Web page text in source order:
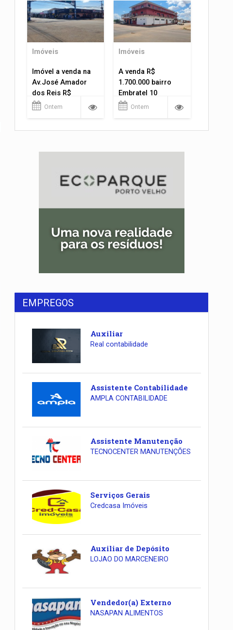
Imóveis
Imóvel a venda na
Av.José Amador
dos Reis R$
1.400.000
Ontem
Imóveis
A venda R$
1.700.000 bairro
Embratel 10
apartamentos!
Ontem
EMPREGOS
Auxiliar
Real contabilidade
Assistente Contabilidade
AMPLA CONTABILIDADE
Assistente Manutenção
TECNOCENTER MANUTENÇÕES
Serviços Gerais
Credcasa Imóveis
Auxiliar de Depósito
LOJAO DO MARCENEIRO
Vendedor(a) Externo
NASAPAN ALIMENTOS